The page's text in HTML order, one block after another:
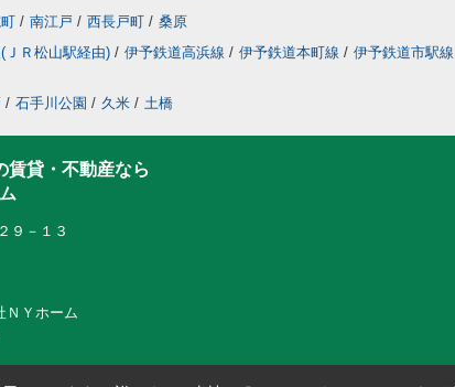
/ 南江戸 / 西長戸町 / 桑原
ＪＲ松山駅経由) / 伊予鉄道高浜線 / 伊予鉄道本町線 / 伊予鉄道市駅線
/ 石手川公園 / 久米 / 土橋
賃貸・不動産なら
９－１３
ＮＹホーム